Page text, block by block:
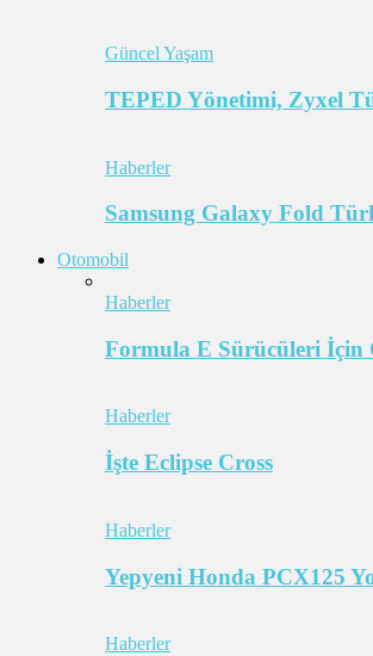
Güncel Yaşam
TEPED Yönetimi, Zyxel
Haberler
Samsung Galaxy Fold
Otomobil
Haberler
Formula E Sürücüleri İçin
Haberler
İşte Eclipse Cross
Haberler
Yepyeni Honda PCX125
Haberler